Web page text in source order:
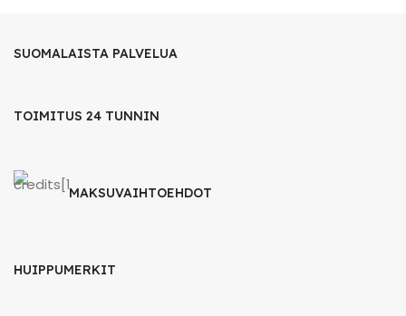
SUOMALAISTA PALVELUA
TOIMITUS 24 TUNNIN
MAKSUVAIHTOEHDOT
HUIPPUMERKIT